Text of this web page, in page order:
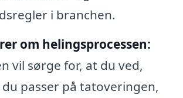
i branchen.
om helingsprocessen:
vil sørge for, at du ved,
passer på tatoveringen,